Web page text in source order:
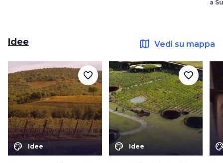
a
Idee map Vedi su mappa
color_lens Idee
favorite_border
color_lens Idee
favorite_border